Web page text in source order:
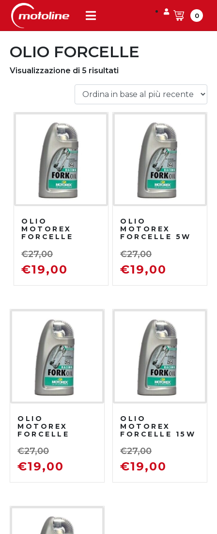
0
OLIO FORCELLE
Visualizzazione di 5 risultati
OLIO
MOTOREX
FORCELLE
€27,00
€19,00
OLIO
MOTOREX
FORCELLE 5W
€27,00
€19,00
OLIO
MOTOREX
FORCELLE
€27,00
€19,00
OLIO
MOTOREX
FORCELLE 15W
€27,00
€19,00